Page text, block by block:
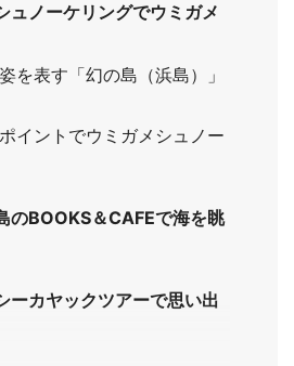
ュノーケリングでウミガメ
を表す「幻の島（浜島）」
イントでウミガメシュノー
のBOOKS＆CAFEで海を眺
ーカヤックツアーで思い出